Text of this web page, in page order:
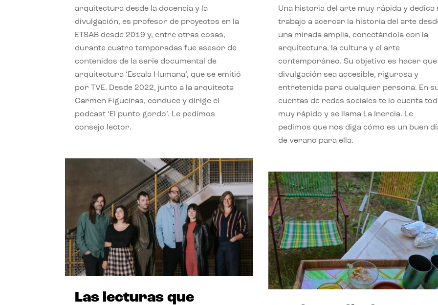
arquitectura desde la docencia y la
divulgación, es profesor de proyectos en la
ETSAB desde 2019 y, entre otras cosas,
durante cuatro temporadas fue asesor de
contenidos de la serie documental de
arquitectura ‘Escala Humana’, que se emitió
por TVE. Desde 2022, junto a la arquitecta
Carmen Figueiras, conduce y dirige el
podcast ‘El punto gordo’. Le pedimos
consejo lector.
Las lecturas que
Una historia del arte muy rápida y dedica
trabajo a acercar la historia del arte
una mirada amplia, conectándola con la
arquitectura, la cultura y el arte
contemporáneo. Su objetivo es hacer que
divulgación sea accesible, rigurosa y
entretenida para cualquier persona. En
cuentas de redes sociales te lo cuenta
muy rápido y se llama La Inercia. Le
pedimos que nos diga cómo es un buen
de verano para ella.